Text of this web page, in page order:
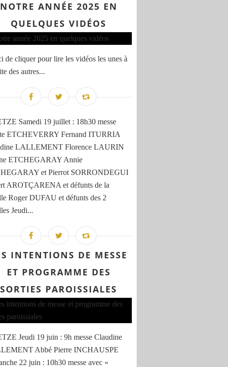
NOTRE ANNÉE 2025 EN
QUELQUES VIDÉOS
de cliquer pour lire les vidéos les unes à
des autres...
Samedi 19 juillet : 18h30 messe
ETCHEVERRY Fernand ITURRIA
LALLEMENT Florence LAURIN
ETCHEGARAY Annie
et Pierrot SORRONDEGUI
AROTÇARENA et défunts de la
Roger DUFAU et défunts des 2
Jeudi...
INTENTIONS DE MESSE
ET PROGRAMME DES
SORTIES PAROISSIALES
Jeudi 19 juin : 9h messe Claudine
Abbé Pierre INCHAUSPE
22 juin : 10h30 messe avec «